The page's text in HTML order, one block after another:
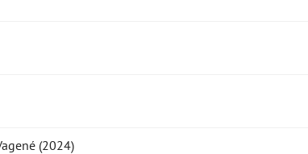
(2024)